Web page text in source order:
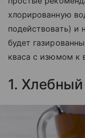
хлорированную
подействовать) и
будет
кваса с изюмом к
1.